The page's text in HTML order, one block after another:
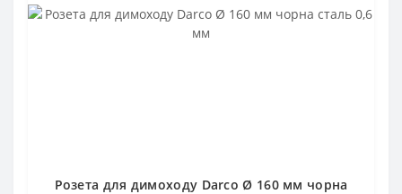
Розета для димоходу Darco Ø 160 мм чорна